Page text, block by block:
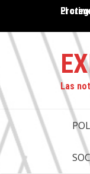
content
El
Las